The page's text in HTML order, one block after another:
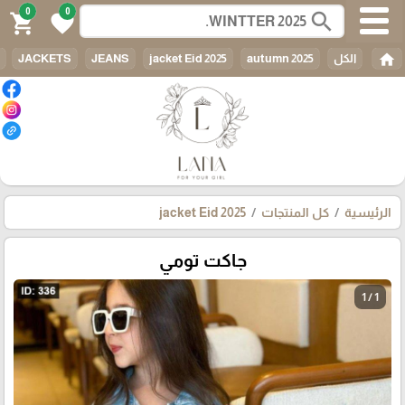
search
0
favorite
0
shopping_cart
home الكل JACKETS JEANS jacket Eid 2025 autumn 2025
الرئيسية كل المنتجات jacket Eid 2025
جاكت تومي
1 / 1